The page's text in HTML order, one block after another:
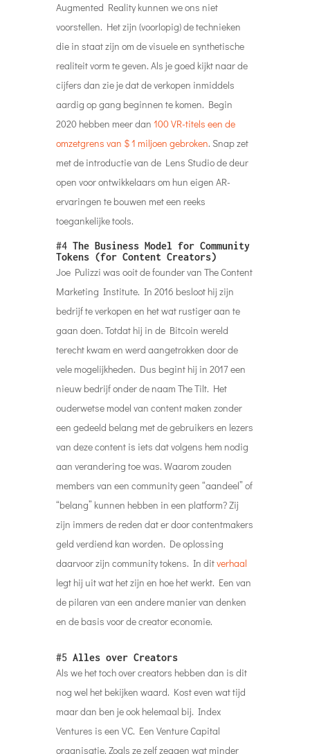
Augmented Reality kunnen we ons niet
voorstellen. Het zijn (voorlopig) de technieken
die in staat zijn om de visuele en synthetische
realiteit vorm te geven. Als je goed kijkt naar de
cijfers dan zie je dat de verkopen inmiddels
aardig op gang beginnen te komen. Begin
2020 hebben meer dan 100 VR-titels een de
omzetgrens van $ 1 miljoen gebroken. Snap zet
met de introductie van de Lens Studio de deur
open voor ontwikkelaars om hun eigen AR-
ervaringen te bouwen met een reeks
toegankelijke tools.
#4 The Business Model for Community
Tokens (for Content Creators)
Joe Pulizzi was ooit de founder van The Content
Marketing Institute. In 2016 besloot hij zijn
bedrijf te verkopen en het wat rustiger aan te
gaan doen. Totdat hij in de Bitcoin wereld
terecht kwam en werd aangetrokken door de
vele mogelijkheden. Dus begint hij in 2017 een
nieuw bedrijf onder de naam The Tilt. Het
ouderwetse model van content maken zonder
een gedeeld belang met de gebruikers en lezers
van deze content is iets dat volgens hem nodig
aan verandering toe was. Waarom zouden
members van een community geen “aandeel” of
“belang” kunnen hebben in een platform? Zij
zijn immers de reden dat er door contentmakers
geld verdiend kan worden. De oplossing
daarvoor zijn community tokens. In ditverhaal
legt hij uit wat het zijn en hoe het werkt. Een van
de pilaren van een andere manier van denken
en de basis voor de creator economie.
#5 Alles over Creators
Als we het toch over creators hebben dan is dit
nog wel het bekijken waard. Kost even wat tijd
maar dan ben je ook helemaal bij. Index
Ventures is een VC. Een Venture Capital
organisatie. Zoals ze zelf zeggen wat minder